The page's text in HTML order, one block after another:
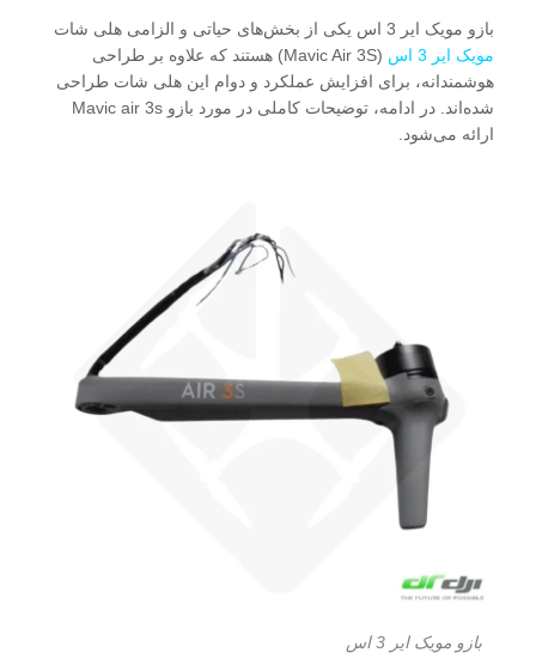
بازو مویک ایر 3 اس یکی از بخش‌های حیاتی و الزامی هلی شات
مویک ایر 3 اس
(Mavic Air 3S) هستند که علاوه بر طراحی
هوشمندانه، برای افزایش عملکرد و دوام این هلی شات طراحی
شده‌اند. در ادامه، توضیحات کاملی در مورد بازو Mavic air 3s
ارائه می‌شود.
بازو مویک ایر 3 اس